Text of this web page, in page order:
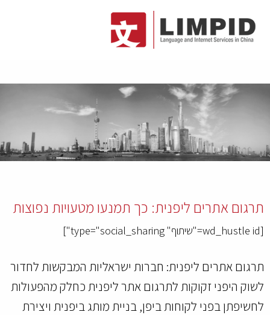
תרגום אתרים ליפנית: כך תמנעו מטעויות נפוצות
[wd_hustle id="שיתוף" type="social_sharing"]
תרגום אתרים ליפנית: חברות ישראליות המבקשות לחדור
לשוק היפני זקוקות לתרגום אתר ליפנית כחלק מהפעולות
לחשיפתן בפני לקוחות ביפן, בניית מותג ביפנית ויצירת